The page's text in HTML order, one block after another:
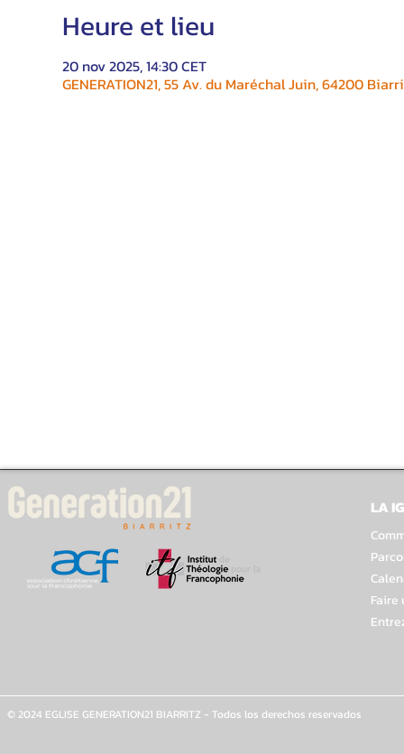
Heure et lieu
20 nov 2025, 14:30 CET
GENERATION21, 55 Av. du Maréchal Juin, 64200
LA
Faire
© 2024 EGLISE GENERATION21 BIARRITZ - Todos los derechos reservados